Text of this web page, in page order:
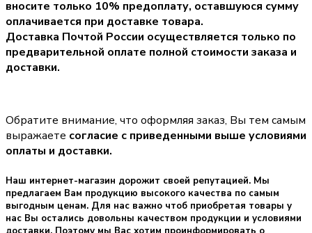
вносите только 10% предоплату, оставшуюся сумму
оплачивается при доставке товара.
Доставка Почтой России осуществляется только по
предварительной оплате полной стоимости заказа и
доставки.
Обратите внимание, что оформляя заказ, Вы тем самым
выражаете согласие с приведенными выше условиями
оплаты и доставки.
Наш интернет-магазин дорожит своей репутацией. Мы
предлагаем Вам продукцию высокого качества по самым
выгодным ценам. Для нас важно чтоб приобретая товары у
нас Вы остались довольны качеством продукции и условиями